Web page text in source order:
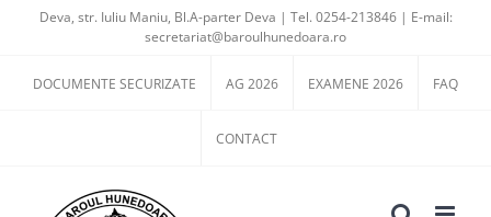
content
Deva, str. Iuliu Maniu, Bl.A-parter Deva | Tel. 0254-213846 | E-mail:
secretariat@baroulhunedoara.ro
DOCUMENTE SECURIZATE AG 2026 EXAMENE 2026 FAQ
CONTACT